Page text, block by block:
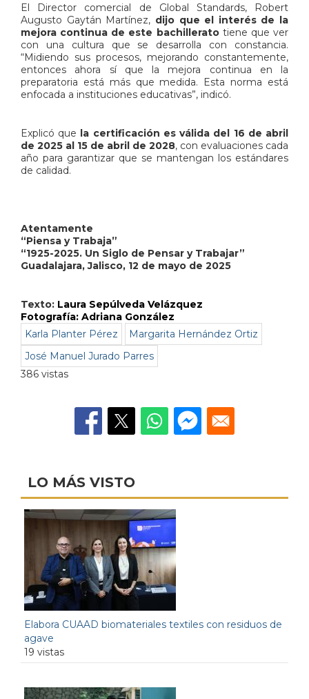
El Director comercial de Global Standards, Robert
Augusto Gaytán Martínez, dijo que el interés de la
mejora continua de este bachilleratotiene que ver
con una cultura que se desarrolla con constancia.
“Midiendo sus procesos, mejorando constantemente,
entonces ahora sí que la mejora continua en la
preparatoria está más que medida. Esta norma está
enfocada a instituciones educativas”, indicó.
Explicó que la certificación es válida del 16 de abril
de 2025 al 15 de abril de 2028, con evaluaciones cada
año para garantizar que se mantengan los estándares
de calidad.
Atentamente
“Piensa y Trabaja”
“1925-2025. Un Siglo de Pensar y Trabajar”
Guadalajara, Jalisco, 12 de mayo de 2025
Texto: Laura Sepúlveda Velázquez
Fotografía: Adriana González
Karla Planter Pérez
Margarita Hernández Ortiz
José Manuel Jurado Parres
386 vistas
LO MÁS VISTO
Elabora CUAAD biomateriales textiles con residuos de
agave
19 vistas